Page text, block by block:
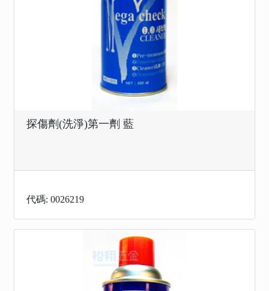
探傷劑(洗淨)第一劑 藍
代碼: 0026219